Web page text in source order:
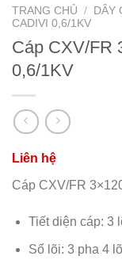
TRANG CHỦ / DÂY
CADIVI 0,6/1KV
Cáp CXV/FR
0,6/1KV
Cáp CXV/FR
Tiết diện cáp: 3
Số lõi: 3 pha 4